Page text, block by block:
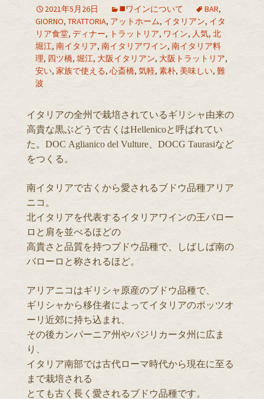
2021年5月26日 ◼️ワインについて BAR,
GIORNO, TRATTORIA, アットホーム, イタリアン, イタ
リア食堂, ディナー, トラットリア, ワイン, 人気, 北
堀江, 南イタリア, 南イタリアワイン, 南イタリア料
理, 四ツ橋, 堀江, 大阪イタリアン, 大阪トラットリア,
安い, 家族で使える, 心斎橋, 気軽, 素朴, 美味しい, 難
波
イタリアの全州で栽培されているギリシャ由来の
高貴な黒ぶどうで古くはHellenicoと呼ばれてい
た。DOC Aglianico del Vulture、DOCG Taurasiなど
をつくる。
南イタリアで古くから愛されるブドウ品種アリア
ニコ。
北イタリアを代表するイタリアワインの王バロー
ロと肩を並べるほどの
高貴さと品質を持つブドウ品種で、しばしば南の
バローロと称されるほど。
アリアニコはギリシャ原産のブドウ品種で、
ギリシャから移住者によってイタリアのポッツオ
ーリ近郊に持ち込まれ、
その後カンパーニア州やバジリカータ州に広ま
り、
イタリア南部では古代ローマ時代から現在に至る
まで栽培される
とても古く長く愛されるブドウ品種です。